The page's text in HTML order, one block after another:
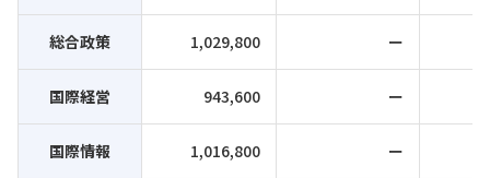
総合政策 1,029,800 ー
国際経営 943,600 ー
国際情報 1,016,800 ー